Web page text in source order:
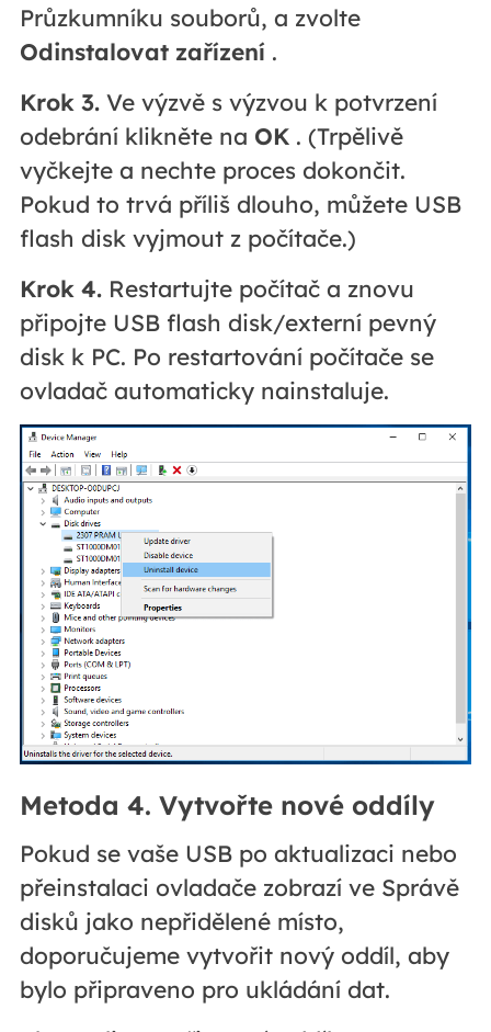
Průzkumníku souborů, a zvolte
Odinstalovat zařízení .
Krok 3.Ve výzvě s výzvou k potvrzení
odebrání klikněte na OK. (Trpělivě
vyčkejte a nechte proces dokončit.
Pokud to trvá příliš dlouho, můžete USB
flash disk vyjmout z počítače.)
Krok 4.Restartujte počítač a znovu
připojte USB flash disk/externí pevný
disk k PC. Po restartování počítače se
ovladač automaticky nainstaluje.
Metoda 4. Vytvořte nové oddíly
Pokud se vaše USB po aktualizaci nebo
přeinstalaci ovladače zobrazí ve Správě
disků jako nepřidělené místo,
doporučujeme vytvořit nový oddíl, aby
bylo připraveno pro ukládání dat.